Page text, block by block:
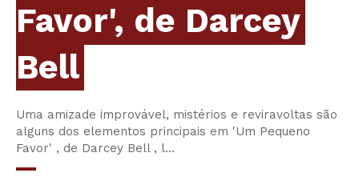
Favor', de Darcey
Bell
Uma amizade improvável, mistérios e reviravoltas são
alguns dos elementos principais em 'Um Pequeno
Favor' , de Darcey Bell , l…